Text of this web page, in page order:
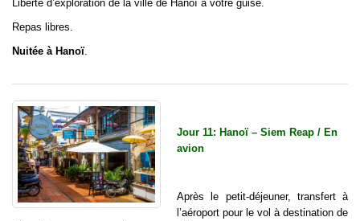
Liberté d’exploration de la ville de Hanoï à votre guise.
Repas libres.
Nuitée à Hanoï
Jour 11: Hanoï – Siem Reap / En
avion
Après le petit-déjeuner, transfert à
l’aéroport pour le vol à destination de